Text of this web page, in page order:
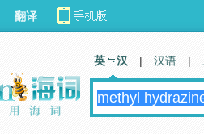
翻译
英 汉 | 汉语 |